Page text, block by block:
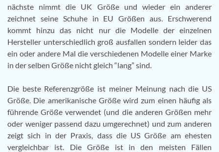
nächste nimmt die UK Größe und wieder ein anderer
zeichnet seine Schuhe in EU Größen aus. Erschwerend
kommt hinzu das nicht nur die Modelle der einzelnen
Hersteller unterschiedlich groß ausfallen sondern leider das
ein oder andere Mal die verschiedenen Modelle einer Marke
in der selben Größe nicht gleich “lang” sind.
Die beste Referenzgröße ist meiner Meinung nach die US
Größe. Die amerikanische Größe wird zum einen häufig als
führende Größe verwendet (und die anderen Größen mehr
oder weniger passend dazu umgerechnet) und zum anderen
zeigt sich in der Praxis, dass die US Größe am ehesten
vergleichbar ist. Die Größe ist in den meisten Fällen